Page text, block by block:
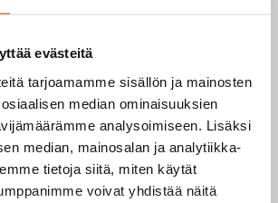
evästeitä
tarjoamamme sisällön ja mainosten
median ominaisuuksien
analysoimiseen. Lisäksi
median, mainosalan ja analytiikka-
tietoja siitä, miten käytät
voivat yhdistää näitä
Add to
wishlist